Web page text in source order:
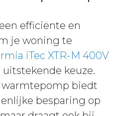
efficiënte en
je woning te
iTec XTR-M 400V
keuze.
warmtepomp biedt
besparing op